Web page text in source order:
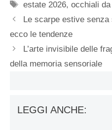
Tag
estate 2026,occhiali
Le scarpe estive senza
ecco le tendenze
L’arte invisibile delle
della memoria sensoriale
LEGGI ANCHE: